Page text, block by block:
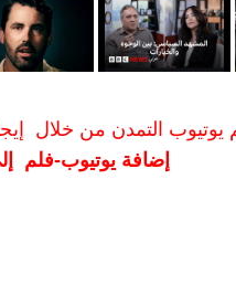
يوتيوب التمدن من خلال إيجاد
إضافة يوتيوب-فلم